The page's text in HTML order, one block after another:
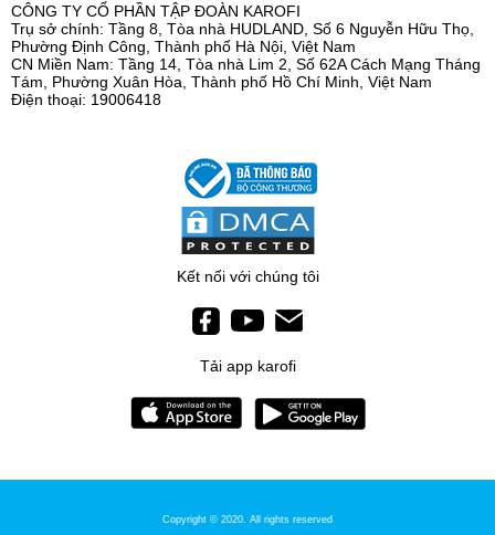
Có khả năng diệt hầu hết vi khuẩn và chống tái nhiễm khuẩn.
CÔNG TY CỔ PHẦN TẬP ĐOÀN KAROFI
Trụ sở chính: Tầng 8, Tòa nhà HUDLAND, Số 6 Nguyễn Hữu Thọ,
Phường Định Công, Thành phố Hà Nội, Việt Nam
CN Miền Nam: Tầng 14, Tòa nhà Lim 2, Số 62A Cách Mạng Tháng
Tám, Phường Xuân Hòa, Thành phố Hồ Chí Minh, Việt Nam
Điện thoại: 19006418
Kết nối với chúng tôi
Tải app karofi
Copyright © 2020. All rights reserved